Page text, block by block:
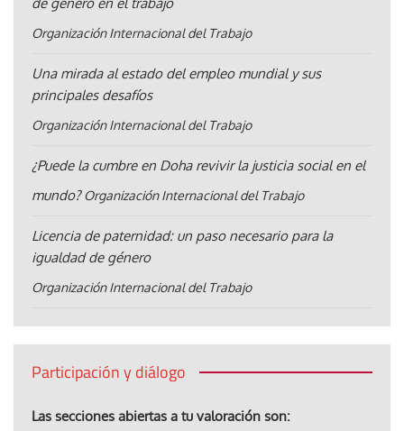
Organización Internacional del Trabajo
Una mirada al estado del empleo mundial y sus
principales desafíos
Organización Internacional del Trabajo
¿Puede la cumbre en Doha revivir la justicia social en el
mundo? Organización Internacional del Trabajo
Licencia de paternidad: un paso necesario para la
igualdad de género
Organización Internacional del Trabajo
Participación y diálogo
Las secciones abiertas a tu valoración son: